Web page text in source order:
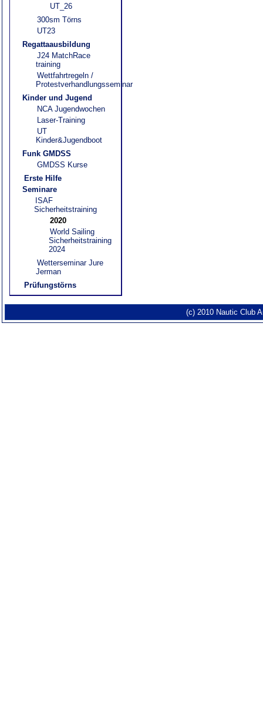
UT_26
300sm Törns
UT23
Regattaausbildung
J24 MatchRace
training
Wettfahrtregeln /
Protestverhandlungsseminar
Kinder und Jugend
NCA Jugendwochen
Laser-Training
UT
Kinder&Jugendboot
Funk GMDSS
GMDSS Kurse
Erste Hilfe
Seminare
ISAF
Sicherheitstraining
2020
World Sailing
Sicherheitstraining
2024
Wetterseminar Jure
Jerman
Prüfungstörns
(c) 2010 Nautic Club